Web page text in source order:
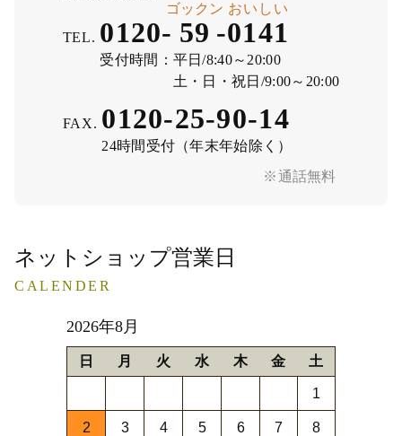
※通話無料
TEL. 0120- 59
ゴックン
-0141
おいしい
受付時間： 平日/8:40～20:00
土・日・祝日/9:00～20:00
FAX. 0120-25-90-14
24時間受付（年末年始除く）
ネットショップ営業日
CALENDER
2026年8月
日 月 火 水 木 金 土
1
2 3 4 5 6 7 8